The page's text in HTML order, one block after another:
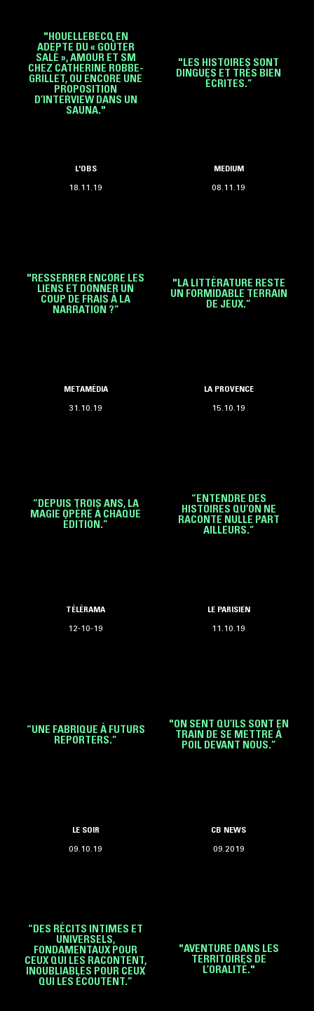
"HOUELLEBECQ EN
ADEPTE DU « GOÛTER
SALÉ », AMOUR ET SM
CHEZ CATHERINE ROBBE-
GRILLET, OU ENCORE UNE
PROPOSITION
D’INTERVIEW DANS UN
SAUNA."
L'OBS
18.11.19
"LES HISTOIRES SONT
DINGUES ET TRÈS BIEN
ÉCRITES.”
MEDIUM
08.11.19
"RESSERRER ENCORE LES
LIENS ET DONNER UN
COUP DE FRAIS À LA
NARRATION ?”
METAMÉDIA
31.10.19
"LA LITTÉRATURE RESTE
UN FORMIDABLE TERRAIN
DE JEUX.”
LA PROVENCE
15.10.19
“DEPUIS TROIS ANS, LA
MAGIE OPÈRE À CHAQUE
ÉDITION.”
TÉLÉRAMA
12-10-19
“ENTENDRE DES
HISTOIRES QU’ON NE
RACONTE NULLE PART
AILLEURS.”
LE PARISIEN
11.10.19
“UNE FABRIQUE À FUTURS
REPORTERS.”
LE SOIR
09.10.19
"ON SENT QU’ILS SONT EN
TRAIN DE SE METTRE À
POIL DEVANT NOUS.”
CB NEWS
09.2019
“DES RÉCITS INTIMES ET
UNIVERSELS,
FONDAMENTAUX POUR
CEUX QUI LES RACONTENT,
INOUBLIABLES POUR CEUX
QUI LES ÉCOUTENT.”
"AVENTURE DANS LES
TERRITOIRES DE
L’ORALITÉ."